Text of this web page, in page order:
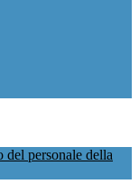
del personale della